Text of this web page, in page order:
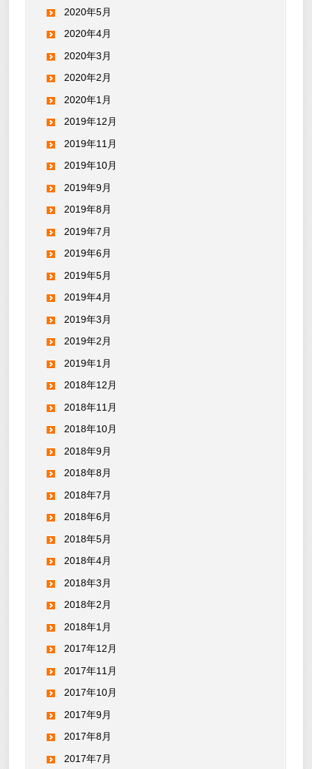
2020年5月
2020年4月
2020年3月
2020年2月
2020年1月
2019年12月
2019年11月
2019年10月
2019年9月
2019年8月
2019年7月
2019年6月
2019年5月
2019年4月
2019年3月
2019年2月
2019年1月
2018年12月
2018年11月
2018年10月
2018年9月
2018年8月
2018年7月
2018年6月
2018年5月
2018年4月
2018年3月
2018年2月
2018年1月
2017年12月
2017年11月
2017年10月
2017年9月
2017年8月
2017年7月